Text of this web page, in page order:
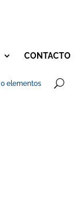
CONTACTO
0 elementos